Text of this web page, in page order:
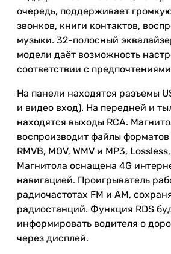
очередь, поддерживает
звонков, книги контактов,
музыки. 32-полосный
модели даёт возможность
соответствии с
На панели находятся разъемы
и видео вход). На передней и
находятся выходы RCA.
воспроизводит файлы форматов
RMVB, MOV, WMV и MP3,
Магнитола оснащена 4G
навигацией. Проигрыватель
радиочастотах FM и AM,
радиостанций. Функция RDS
информировать водителя о
через дисплей.